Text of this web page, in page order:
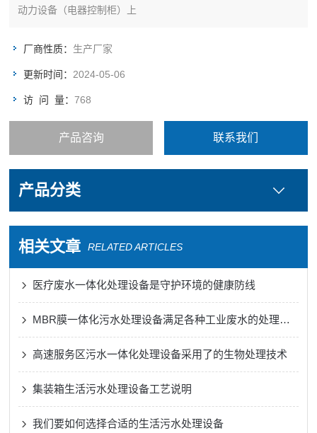
动力设备（电器控制柜）上
厂商性质： 生产厂家
更新时间： 2024-05-06
访 问 量：768
产品咨询 联系我们
产品分类
相关文章 RELATED ARTICLES
医疗废水一体化处理设备是守护环境的健康防线
MBR膜一体化污水处理设备满足各种工业废水的处理需求
高速服务区污水一体化处理设备采用了的生物处理技术
集装箱生活污水处理设备工艺说明
我们要如何选择合适的生活污水处理设备